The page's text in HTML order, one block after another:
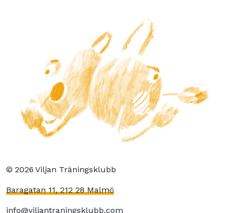
© 2026 Viljan Träningsklubb
Baragatan 11, 212 28 Malmö
info@viljantraningsklubb.com